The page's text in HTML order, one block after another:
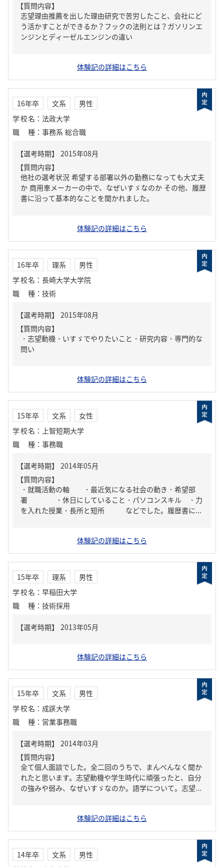
【質問内容】
志望理由推薦を出した理由研究で苦労したこと、会社にど
う活かすことができるか？フックの法則とは？ガソリンエ
ンジンとディーゼルエンジンの違い
体験記の詳細はこちら
16年卒 文系
男性
学校名 ： 法政大学
職種 ： 事務系 総合職
【質問内容】
他社の選考状況 希望する部署以外の勤務になっても大丈夫
か 商用車メーカーの中で、なぜいすゞなのか その他、履歴
書に沿って基本的なことを聞かれました。
体験記の詳細はこちら
16年卒 理系
男性
学校名 ： 長崎大学大学院
職種 ： 技術
【質問内容】
・志望動機・いすゞでやりたいこと・研究内容・専門的な
問い
体験記の詳細はこちら
15年卒 文系
女性
学校名 ： 上智短期大学
職種 ： 事務職
【質問内容】
・就職活動の軸 ・最近気になる社会の動き・希望部
署 ・休日にしていること・パソコンスキル ・力
を入れた授業・長所と短所 などでした。履歴書に...
体験記の詳細はこちら
15年卒 理系
男性
学校名 ： 早稲田大学
職種 ： 技術採用
体験記の詳細はこちら
15年卒 文系
男性
学校名 ： 成蹊大学
職種 ： 営業事務職
【質問内容】
全て個人面談でした。全二回のうちで、まんべんなく聞か
れたと思います。志望動機や学生時代に頑張ったと、自分
の強みや弱み、なぜいすゞなのか。語学について。志望...
体験記の詳細はこちら
14年卒 文系
男性